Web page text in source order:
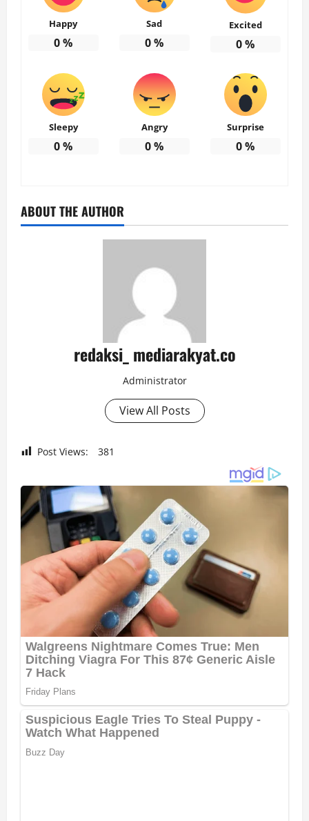
Happy
0%
Sad
0%
Excited
0%
Sleepy
0%
Angry
0%
Surprise
0%
ABOUT THE AUTHOR
redaksi_ mediarakyat.co
Administrator
View All Posts
Post Views: 381